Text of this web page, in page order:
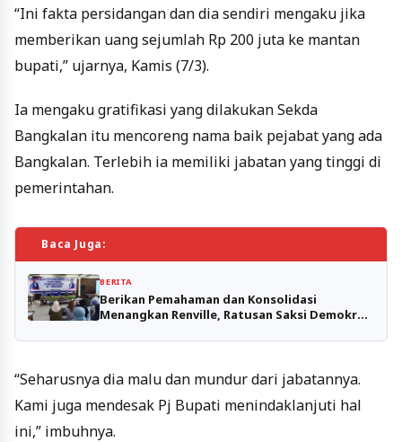
“Ini fakta persidangan dan dia sendiri mengaku jika
memberikan uang sejumlah Rp 200 juta ke mantan
bupati,” ujarnya, Kamis (7/3).
Ia mengaku gratifikasi yang dilakukan Sekda
Bangkalan itu mencoreng nama baik pejabat yang ada
Bangkalan. Terlebih ia memiliki jabatan yang tinggi di
pemerintahan.
Baca Juga:
BERITA
Berikan Pemahaman dan Konsolidasi
Menangkan Renville, Ratusan Saksi Demokrat
“Seharusnya dia malu dan mundur dari jabatannya.
Kami juga mendesak Pj Bupati menindaklanjuti hal
ini,” imbuhnya.